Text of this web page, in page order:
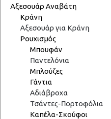
Αξεσουάρ Αναβάτη
Κράνη
Αξεσουάρ για Κράνη
Ρουχισμός
Μπουφάν
Παντελόνια
Μπλούζες
Γάντια
Αδιάβροχα
Τσάντες-Πορτοφόλια
Καπέλα-Σκούφοι